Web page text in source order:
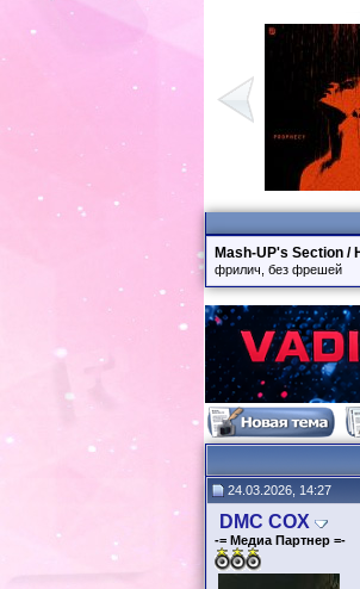
Mash-UP's Section /
фрилич, без фрешей
24.03.2026, 14:27
DMC COX
-= Медиа Партнер =-